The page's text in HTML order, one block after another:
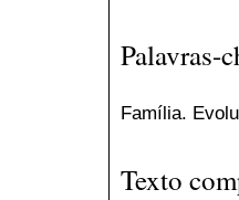
Palavras-
Família.
Texto